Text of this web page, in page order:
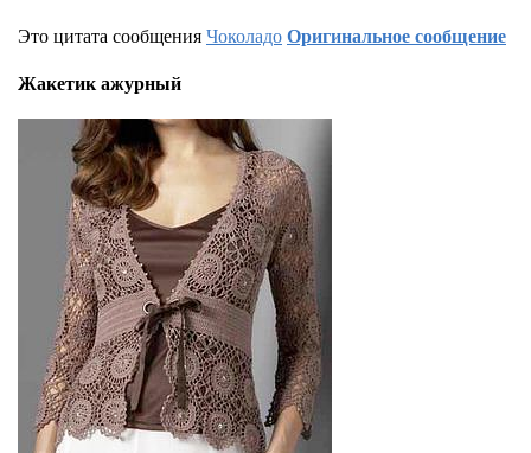
Это цитата сообщенияЧоколадоОригинальное сообщение
Жакетик ажурный